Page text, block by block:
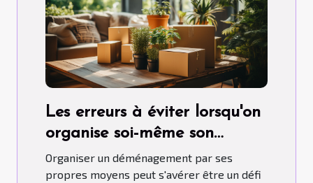
Les erreurs à éviter lorsqu'on
organise soi-même son
déménagement
Organiser un déménagement par ses
propres moyens peut s'avérer être un défi